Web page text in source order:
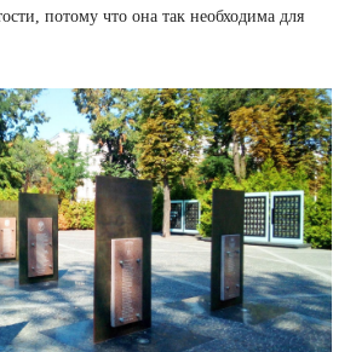
потому что она так необходима для